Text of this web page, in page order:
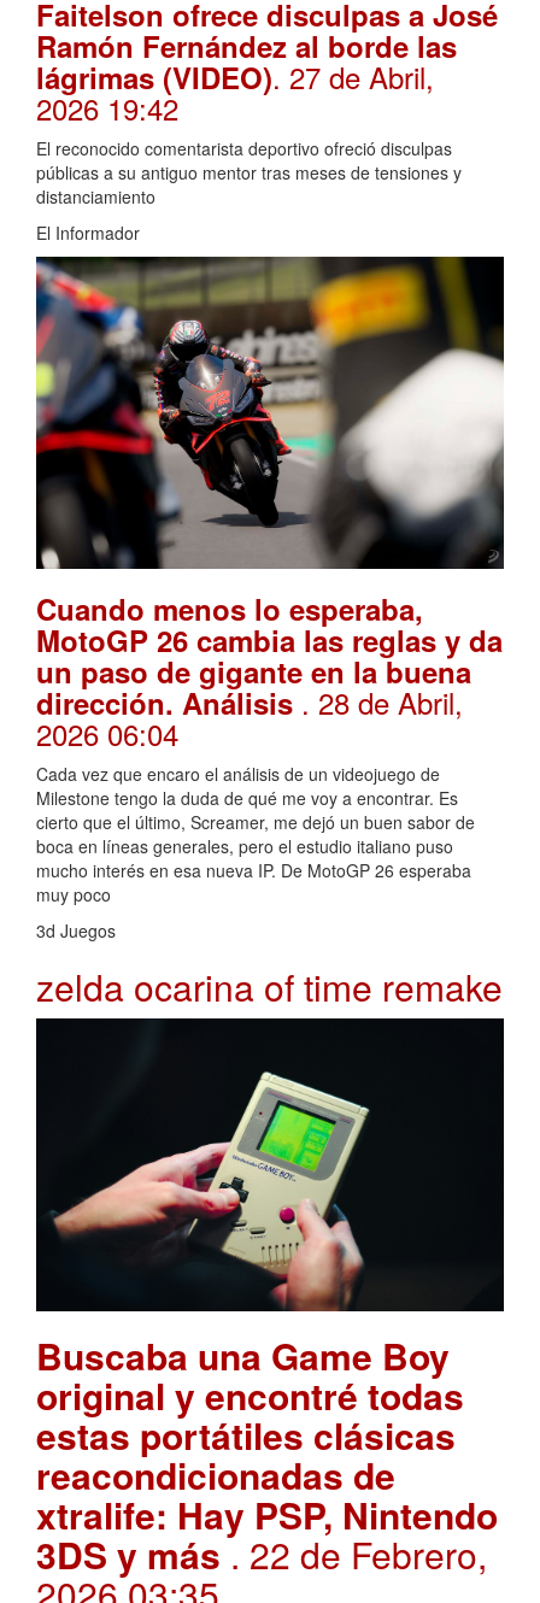
Faitelson ofrece disculpas a José
Ramón Fernández al borde las
lágrimas (VIDEO). 27 de Abril,
2026 19:42
El reconocido comentarista deportivo ofreció disculpas
públicas a su antiguo mentor tras meses de tensiones y
distanciamiento
El Informador
Cuando menos lo esperaba,
MotoGP 26 cambia las reglas y da
un paso de gigante en la buena
dirección. Análisis . 28 de Abril,
2026 06:04
Cada vez que encaro el análisis de un videojuego de
Milestone tengo la duda de qué me voy a encontrar. Es
cierto que el último, Screamer, me dejó un buen sabor de
boca en líneas generales, pero el estudio italiano puso
mucho interés en esa nueva IP. De MotoGP 26 esperaba
muy poco
3d Juegos
zelda ocarina of time remake
Buscaba una Game Boy
original y encontré todas
estas portátiles clásicas
reacondicionadas de
xtralife: Hay PSP, Nintendo
3DS y más. 22 de Febrero,